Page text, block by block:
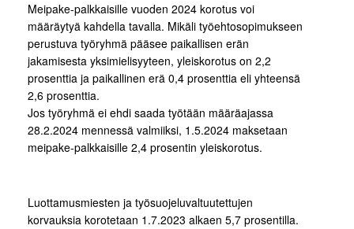
Meipake-palkkaisille vuoden 2024 korotus voi
määräytyä kahdella tavalla. Mikäli työehtosopimukseen
perustuva työryhmä pääsee paikallisen erän
jakamisesta yksimielisyyteen, yleiskorotus on 2,2
prosenttia ja paikallinen erä 0,4 prosenttia eli yhteensä
2,6 prosenttia.
Jos työryhmä ei ehdi saada työtään määräajassa
28.2.2024 mennessä valmiiksi, 1.5.2024 maksetaan
meipake-palkkaisille 2,4 prosentin yleiskorotus.
Luottamusmiesten ja työsuojeluvaltuutettujen
korvauksia korotetaan 1.7.2023 alkaen 5,7 prosentilla.